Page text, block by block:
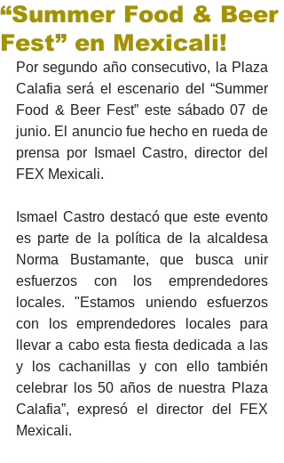
“Summer Food & Beer
Fest” en Mexicali!
Por segundo año consecutivo, la Plaza
Calafia será el escenario del “Summer
Food & Beer Fest” este sábado 07 de
junio. El anuncio fue hecho en rueda de
prensa por Ismael Castro, director del
FEX Mexicali.
Ismael Castro destacó que este evento
es parte de la política de la alcaldesa
Norma Bustamante, que busca unir
esfuerzos con los emprendedores
locales. "Estamos uniendo esfuerzos
con los emprendedores locales para
llevar a cabo esta fiesta dedicada a las
y los cachanillas y con ello también
celebrar los 50 años de nuestra Plaza
Calafia”, expresó el director del FEX
Mexicali.